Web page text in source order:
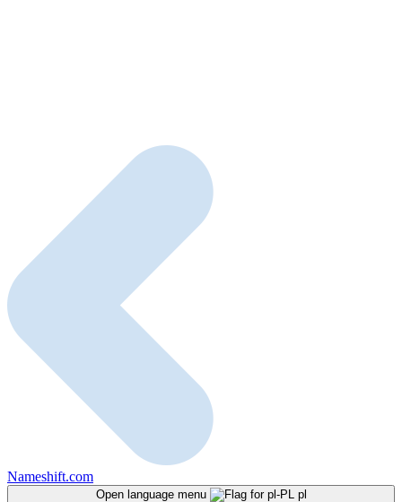
Nameshift.com
Open language menu pl